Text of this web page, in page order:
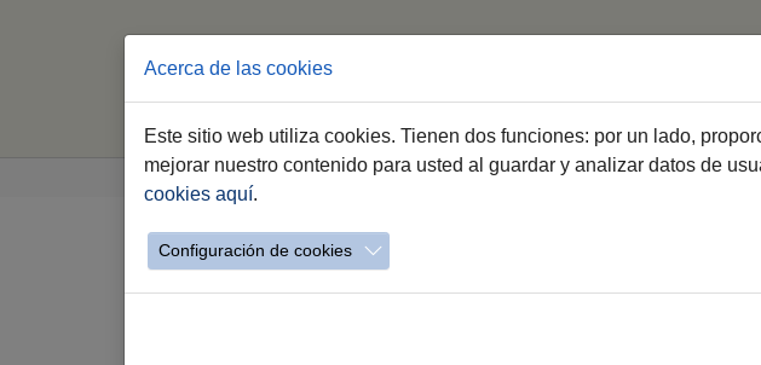
aquí:
Comujesa Convocatorias promociones y ofertas Convocatorias
Año 2024
CONVOCATORIA DE PROCESO DE SELECCIÓN PARA
Acerca de las cookies
Este sitio web utiliza cookies. Tienen dos funciones: por un lado,
mejorar nuestro contenido para usted al guardar y analizar datos de
cookies aquí.
Configuración de cookies